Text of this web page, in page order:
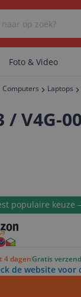
Er zijn
Foto & Video
Computers Laptops
V4G-
populaire keuze
4 dagenGratis
de website